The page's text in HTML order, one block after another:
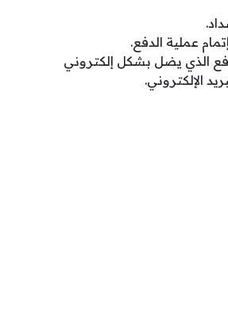
عملية الدفع.
الذي يضل بشكل إلكتروني
الإلكتروني.